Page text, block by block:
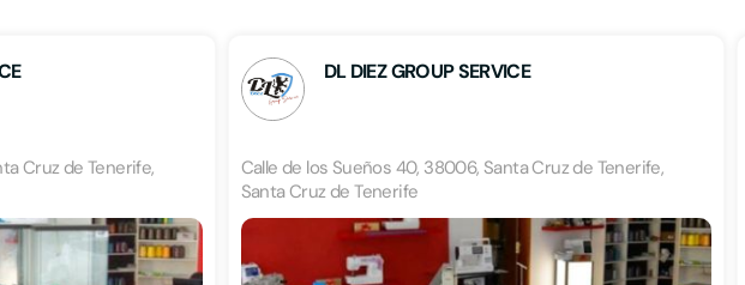
Cruz de Tenerife,
DL DIEZ GROUP SERVICE
Calle de los Sueños 40, 38006, Santa Cruz de Tenerife,
Santa Cruz de Tenerife